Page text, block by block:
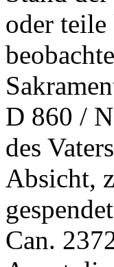
oder
D 860 /
des
Absicht,
Can.